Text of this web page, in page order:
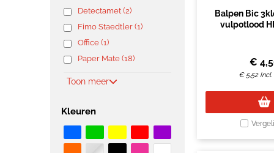
Detectamet (2)
Fimo Staedtler (1)
Office (1)
Paper Mate (18)
Toon meer
Kleuren
Balpen Bic
vulpotlood
€
€ 5,52